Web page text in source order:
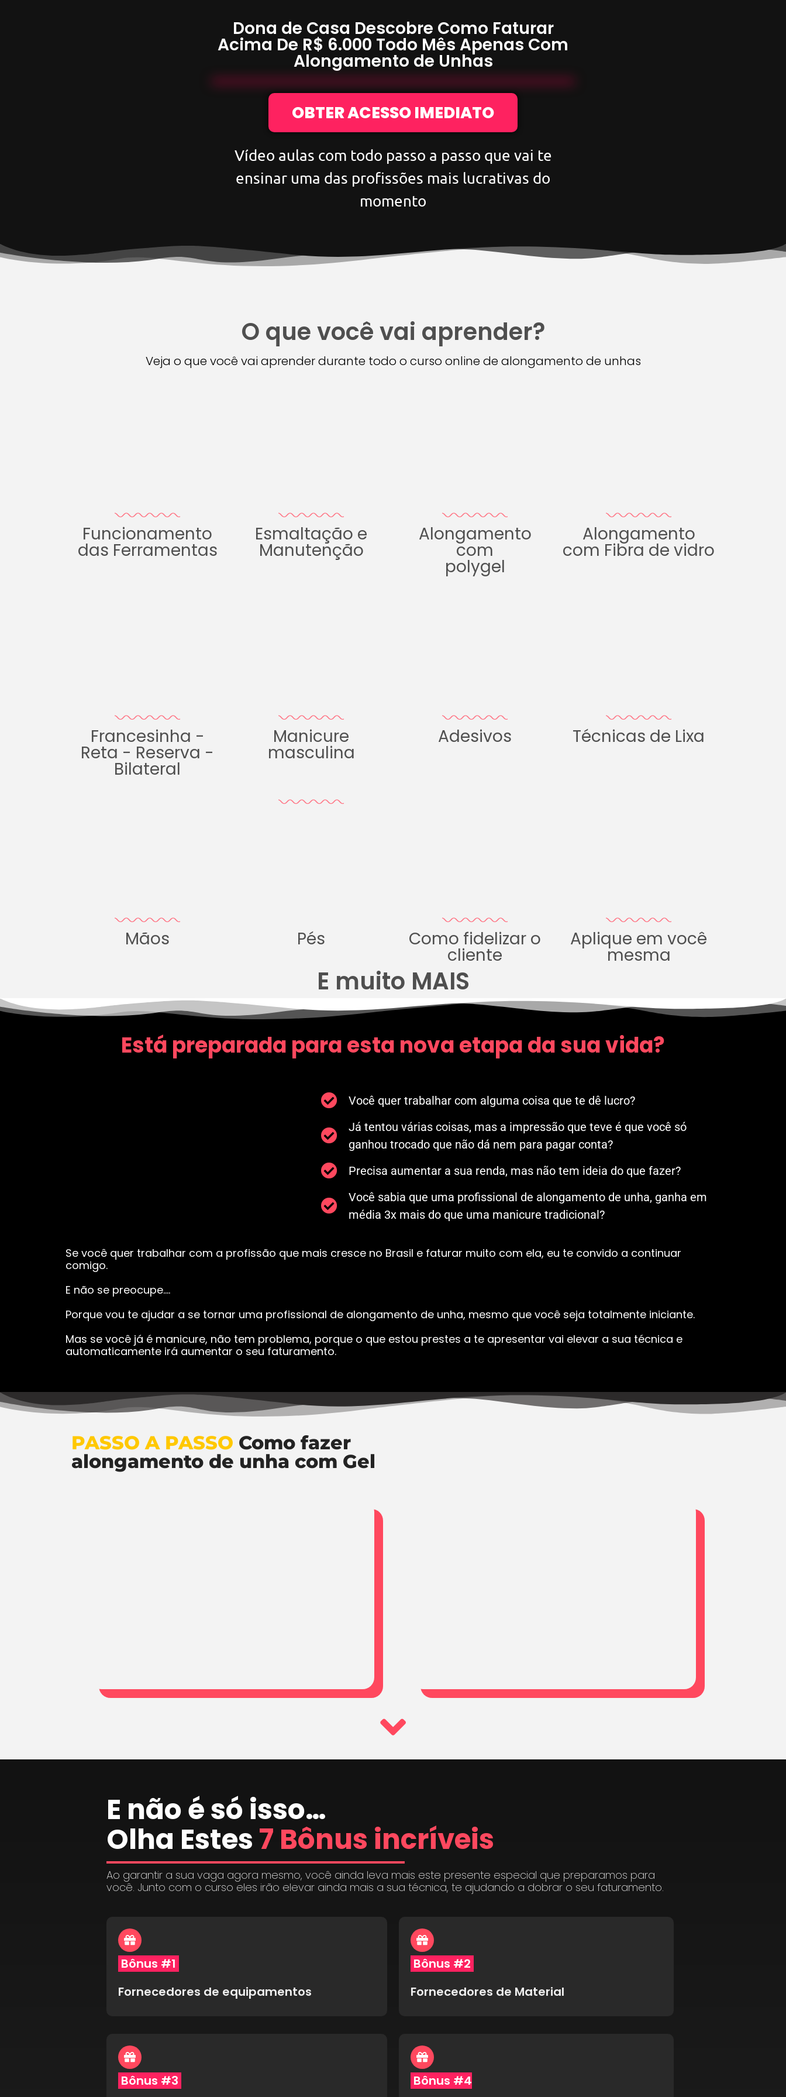
Dona de Casa Descobre Como Faturar
Acima De R$ 6.000 Todo Mês Apenas Com
Alongamento de Unhas
OBTER ACESSO IMEDIATO
Vídeo aulas com todo passo a passo que vai te
ensinar uma das profissões mais lucrativas do
momento
O que você vai aprender?
Veja o que você vai aprender durante todo o curso online de alongamento de unhas
Funcionamento
das Ferramentas
Esmaltação e
Manutenção
Alongamento
com
polygel
Alongamento
com Fibra de vidro
Francesinha -
Reta - Reserva -
Bilateral
Manicure
masculina
Adesivos Técnicas de Lixa
Mãos Pés Como fidelizar o
cliente
Aplique em você
mesma
E muito MAIS
Está preparada para esta nova etapa da sua vida?
Você quer trabalhar com alguma coisa que te dê lucro?
Já tentou várias coisas, mas a impressão que teve é que você só
ganhou trocado que não dá nem para pagar conta?
Precisa aumentar a sua renda, mas não tem ideia do que fazer?
Você sabia que uma profissional de alongamento de unha, ganha em
média 3x mais do que uma manicure tradicional?
Se você quer trabalhar com a profissão que mais cresce no Brasil e faturar muito com ela, eu te convido a continuar
comigo.
E não se preocupe….
Porque vou te ajudar a se tornar uma profissional de alongamento de unha, mesmo que você seja totalmente iniciante.
Mas se você já é manicure, não tem problema, porque o que estou prestes a te apresentar vai elevar a sua técnica e
automaticamente irá aumentar o seu faturamento.
PASSO A PASSO Como fazer
alongamento de unha com Gel
E não é só isso…
Olha Estes 7 Bônus incríveis
Ao garantir a sua vaga agora mesmo, você ainda leva mais este presente especial que preparamos para
você. Junto com o curso eles irão elevar ainda mais a sua técnica, te ajudando a dobrar o seu faturamento.
Bônus #1
Fornecedores de equipamentos
Bônus #2
Fornecedores de Material
Bônus #3 Bônus #4